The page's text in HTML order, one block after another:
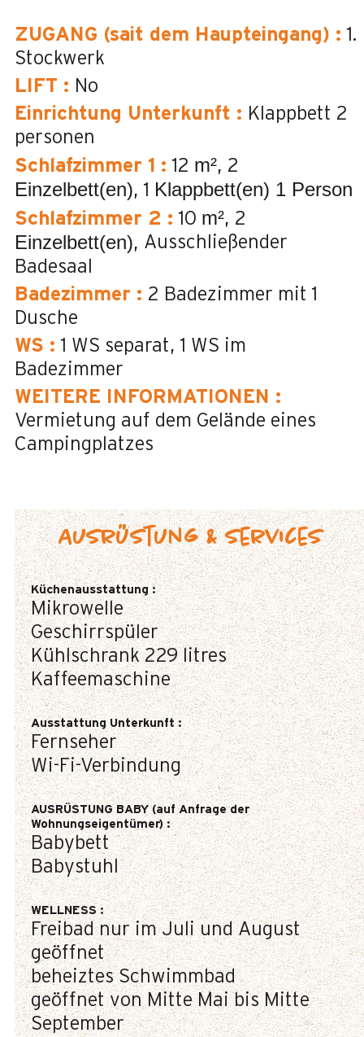
ZUGANG (sait dem Haupteingang) : 1.
Stockwerk
LIFT : No
Einrichtung Unterkunft : Klappbett 2
personen
Schlafzimmer 1 : 12 m² 2
Einzelbett(en) 1 Klappbett(en) 1 Person
Schlafzimmer 2 : 10 m² 2
Einzelbett(en)
Ausschließender
Badesaal
Badezimmer : 2 Badezimmer mit 1
Dusche
WS : 1 WS separat 1 WS im
Badezimmer
WEITERE INFORMATIONEN :
Vermietung auf dem Gelände eines
Campingplatzes
Ausrüstung & Services
Küchenausstattung :
Mikrowelle
Geschirrspüler
Kühlschrank 229 litres
Kaffeemaschine
Ausstattung Unterkunft:
Fernseher
Wi-Fi-Verbindung
AUSRÜSTUNG BABY (auf Anfrage der
Wohnungseigentümer):
Babybett
Babystuhl
WELLNESS:
Freibad nur im Juli und August
geöffnet
beheiztes Schwimmbad
geöffnet von Mitte Mai bis Mitte
September